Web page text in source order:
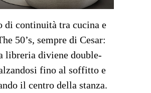
di continuità tra cucina e
50’s, sempre di Cesar:
libreria diviene double-
fino al soffitto e
il centro della stanza.